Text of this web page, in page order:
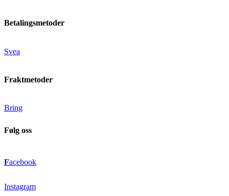
Betalingsmetoder
Svea
Fraktmetoder
Bring
Følg oss
Facebook
Instagram